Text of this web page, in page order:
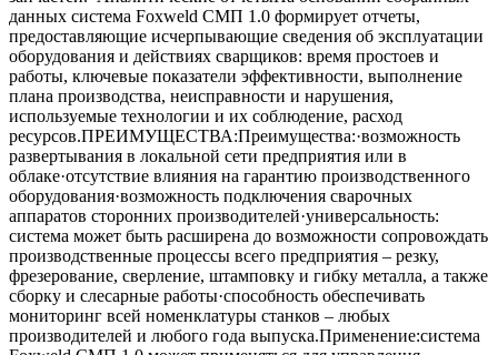
данных система Foxweld СМП 1.0 формирует отчеты,
предоставляющие исчерпывающие сведения об эксплуатации
оборудования и действиях сварщиков: время простоев и
работы, ключевые показатели эффективности, выполнение
плана производства, неисправности и нарушения,
используемые технологии и их соблюдение, расход
ресурсов.ПРЕИМУЩЕСТВА:Преимущества:·возможность
развертывания в локальной сети предприятия или в
облаке·отсутствие влияния на гарантию производственного
оборудования·возможность подключения сварочных
аппаратов сторонних производителей·универсальность:
система может быть расширена до возможности сопровождать
производственные процессы всего предприятия – резку,
фрезерование, сверление, штамповку и гибку металла, а также
сборку и слесарные работы·способность обеспечивать
мониторинг всей номенклатуры станков – любых
производителей и любого года выпуска.Применение:система